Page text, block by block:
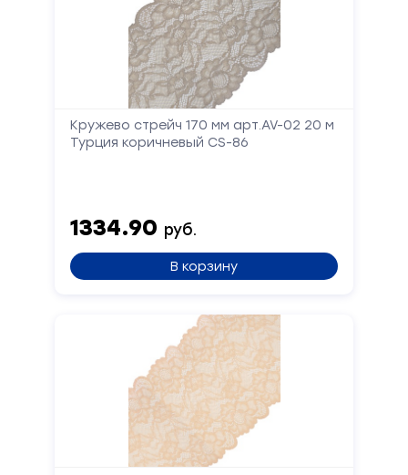
Кружево стрейч 170 мм арт.AV-02 20 м
Турция коричневый CS-86
1334.90 руб.
В корзину